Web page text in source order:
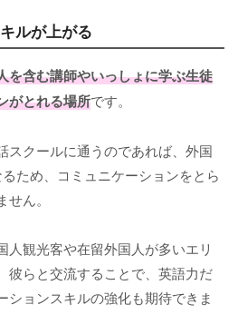
ルが上がる
を含む講師やいっしょに学ぶ生徒
がとれる場所です。
スクールに通うのであれば、外国
ため、コミュニケーションをとら
ん。
人観光客や在留外国人が多いエリ
彼らと交流することで、英語力だ
ションスキルの強化も期待できま